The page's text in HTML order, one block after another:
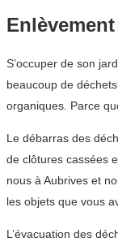
S’occuper de son
beaucoup de
organiques. Parce
Le débarras des
de clôtures cassées
nous à Aubrives et
les objets que vous
L’évacuation des